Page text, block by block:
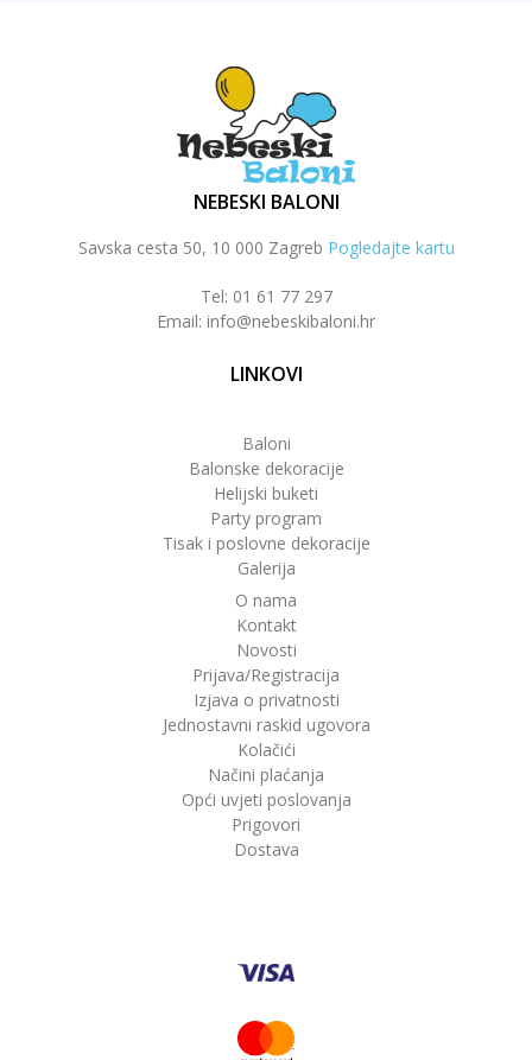
NEBESKI BALONI
Savska cesta 50, 10 000 Zagreb Pogledajte kartu
Tel: 01 61 77 297
Email: info@nebeskibaloni.hr
LINKOVI
Baloni
Balonske dekoracije
Helijski buketi
Party program
Tisak i poslovne dekoracije
Galerija
O nama
Kontakt
Novosti
Prijava/Registracija
Izjava o privatnosti
Jednostavni raskid ugovora
Kolačići
Načini plaćanja
Opći uvjeti poslovanja
Prigovori
Dostava